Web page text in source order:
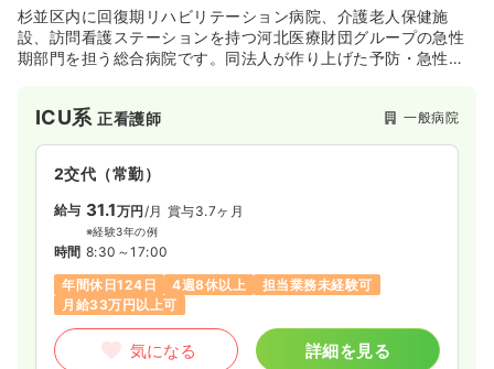
日勤のみ（常勤） 一時募集休止
時間 8:30～17:00
月給25万円以上可
気になる
救急外来正看護師
2交代（常勤） 一時募集休止
杉並区内に回復期リハビリテーション病院、介護老人保健施
設、訪問看護ステーションを持つ河北医療財団グループの急性
期部門を担う総合病院です。同法人が作り上げた予防・急性
ICU系正看護師 一般病院
2交代（常勤）
給与 31.1万円/月 賞与3.7ヶ月
※経験3年の例
時間 8:30～17:00
年間休日124日
4週8休以上
担当業務未経験可
月給33万円以上可
気になる 詳細を見る